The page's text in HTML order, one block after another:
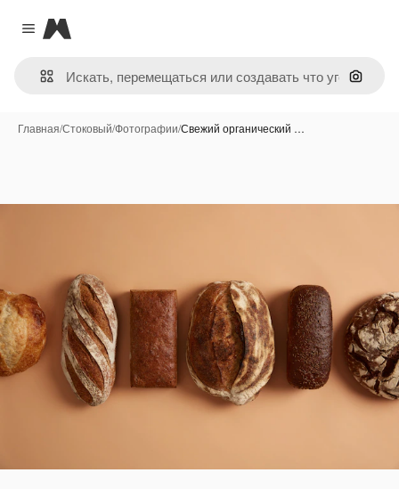
Close menu
Magnific
Поиск
Главная/Стоковый/Фотографии/Свежий органический …